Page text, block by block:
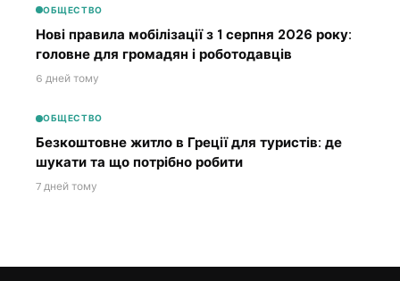
ОБЩЕСТВО
Нові правила мобілізації з 1 серпня 2026 року:
головне для громадян і роботодавців
6 дней тому
ОБЩЕСТВО
Безкоштовне житло в Греції для туристів: де
шукати та що потрібно робити
7 дней тому